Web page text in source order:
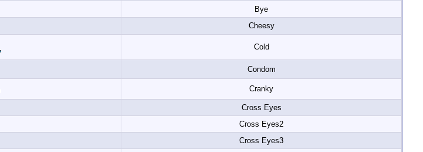
Bye
Cheesy
Cold
Condom
Cranky
Cross Eyes
Cross Eyes2
Cross Eyes3